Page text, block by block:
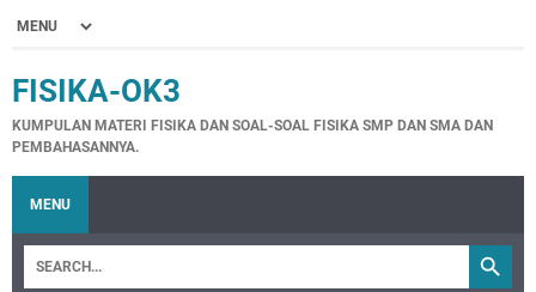
FISIKA-OK3
KUMPULAN MATERI FISIKA DAN SOAL-SOAL FISIKA SMP DAN SMA DAN
PEMBAHASANNYA.
MENU